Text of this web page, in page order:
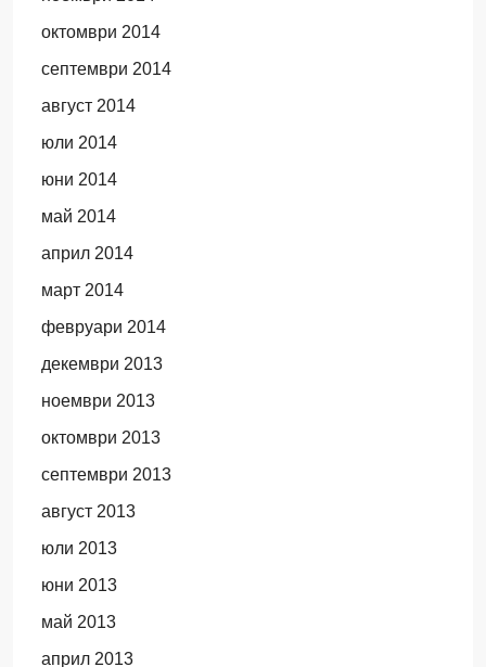
октомври 2014
септември 2014
август 2014
юли 2014
юни 2014
май 2014
април 2014
март 2014
февруари 2014
декември 2013
ноември 2013
октомври 2013
септември 2013
август 2013
юли 2013
юни 2013
май 2013
април 2013